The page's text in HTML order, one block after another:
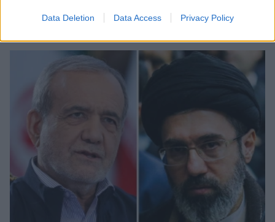
Data Deletion Data Access Privacy Policy
Βρετανίδας στην Κυψέλη